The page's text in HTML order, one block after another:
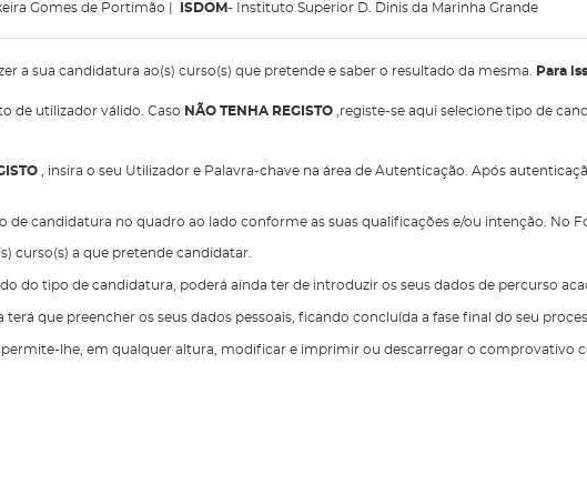
Gomes de Portimão | ISDOM- Instituto Superior D. Dinis da Marinha Grande
a sua candidatura ao(s) curso(s) que pretende e saber o resultado da mesma. Para
de utilizador válido. Caso NÃO TENHA REGISTO ,registe-se aqui selecione tipo de
, insira o seu Utilizador e Palavra-chave na área de Autenticação. Após
de candidatura no quadro ao lado conforme as suas qualificações e/ou intenção. No
curso(s) a que pretende candidatar.
do tipo de candidatura, poderá ainda ter de introduzir os seus dados de percurso
terá que preencher os seus dados pessoais, ficando concluída a fase final do seu
lhe, em qualquer altura, modificar e imprimir ou descarregar o comprovativo